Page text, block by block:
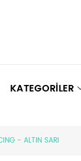
KATEGORİLER
- ALTIN SARI